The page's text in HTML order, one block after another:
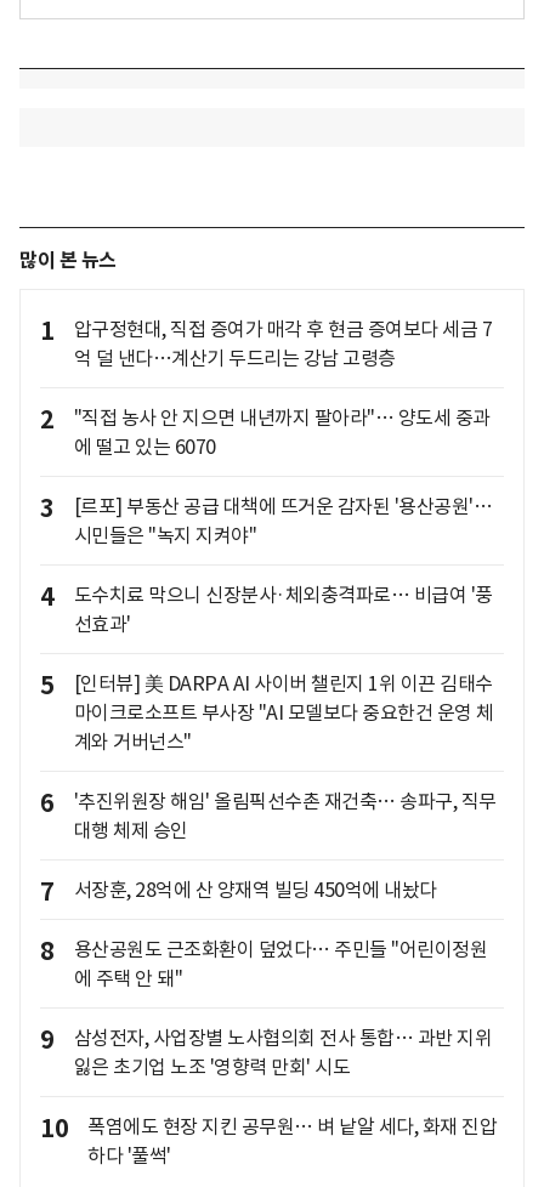
많이 본 뉴스
1
압구정현대, 직접 증여가 매각 후 현금 증여보다 세금 7
억 덜 낸다…계산기 두드리는 강남 고령층
2
"직접 농사 안 지으면 내년까지 팔아라"… 양도세 중과
에 떨고 있는 6070
3
[르포] 부동산 공급 대책에 뜨거운 감자된 '용산공원'…
시민들은 "녹지 지켜야"
4
도수치료 막으니 신장분사·체외충격파로… 비급여 '풍
선효과'
5
[인터뷰] 美 DARPA AI 사이버 챌린지 1위 이끈 김태수
마이크로소프트 부사장 "AI 모델보다 중요한건 운영 체
계와 거버넌스"
6
'추진위원장 해임' 올림픽선수촌 재건축… 송파구, 직무
대행 체제 승인
7 서장훈, 28억에 산 양재역 빌딩 450억에 내놨다
8
용산공원도 근조화환이 덮었다… 주민들 "어린이정원
에 주택 안 돼"
9
삼성전자, 사업장별 노사협의회 전사 통합… 과반 지위
잃은 초기업 노조 '영향력 만회' 시도
10
폭염에도 현장 지킨 공무원… 벼 낱알 세다, 화재 진압
하다 '풀썩'